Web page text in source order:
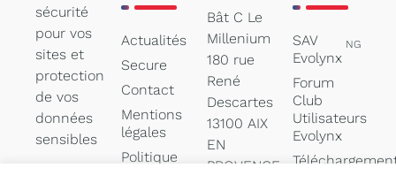
sécurité
pour vos
sites et
protection
de vos
données
sensibles
Actualités
Secure
Contact
Mentions
légales
Politique
Bât C Le
Millenium
180 rue
René
Descartes
13100 AIX
EN
PROVENCE
SAV
Evolynx
NG
Forum
Club
Utilisateurs
Evolynx